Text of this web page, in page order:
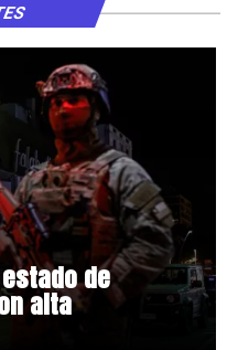
de
alta